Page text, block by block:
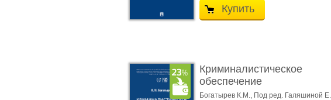
Купить
Криминалистическое
обеспечение
медиабезопас� ...
Богатырев К.М., Под ред. Галяшиной